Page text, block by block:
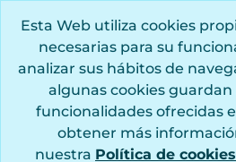
Esta Web utiliza cookies
necesarias para su
analizar sus hábitos de
algunas cookies guardan
funcionalidades ofrecidas
obtener más
nuestra Política de cookies